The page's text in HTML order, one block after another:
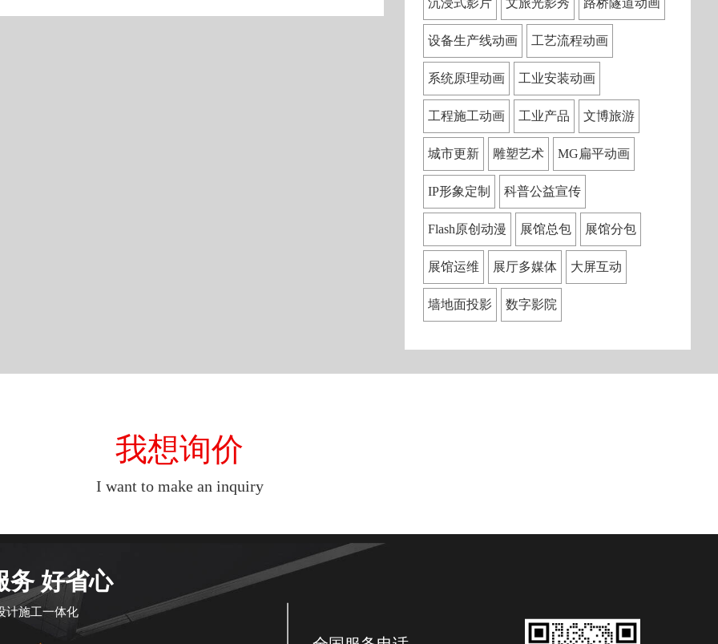
设备生产线动画 工艺流程动画
系统原理动画 工业安装动画
工程施工动画 工业产品 文博旅游
城市更新 雕塑艺术 MG扁平动画
IP形象定制 科普公益宣传
Flash原创动漫 展馆总包 展馆分包
展馆运维 展厅多媒体 大屏互动
墙地面投影 数字影院
我想询价
I want to make an inquiry
务 好省心
计施工一体化